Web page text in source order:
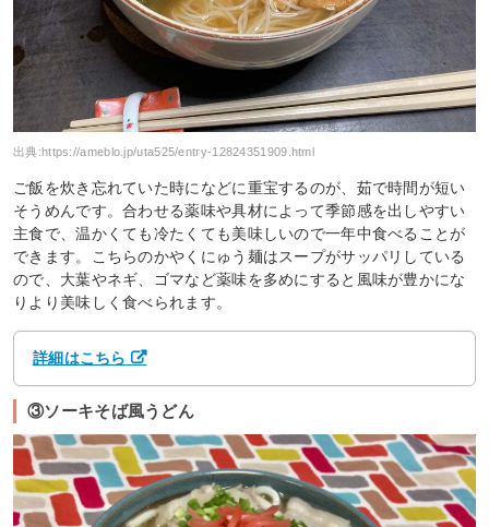
出典:https://ameblo.jp/uta525/entry-12824351909.html
ご飯を炊き忘れていた時になどに重宝するのが、茹で時間が短い
そうめんです。合わせる薬味や具材によって季節感を出しやすい
主食で、温かくても冷たくても美味しいので一年中食べることが
できます。こちらのかやくにゅう麺はスープがサッパリしている
ので、大葉やネギ、ゴマなど薬味を多めにすると風味が豊かにな
りより美味しく食べられます。
詳細はこちら
③ソーキそば風うどん